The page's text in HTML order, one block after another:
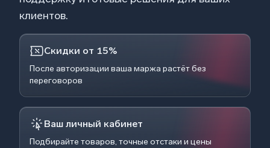
клиентов.
Скидки от 15%
После авторизации ваша маржа растёт без
переговоров
Ваш личный кабинет
Подбирайте товаров, точные отстаки и цены